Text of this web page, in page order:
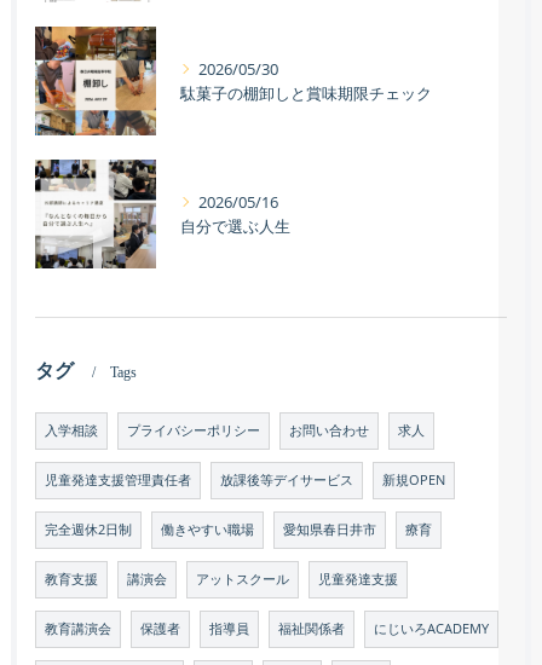
2026/05/30
駄菓子の棚卸しと賞味期限チェック
2026/05/16
自分で選ぶ人生
タグ Tags
入学相談 プライバシーポリシー お問い合わせ 求人
児童発達支援管理責任者 放課後等デイサービス 新規OPEN
完全週休2日制 働きやすい職場 愛知県春日井市 療育
教育支援 講演会 アットスクール 児童発達支援
教育講演会 保護者 指導員 福祉関係者 にじいろACADEMY